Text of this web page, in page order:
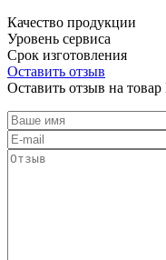
Качество продукции
Уровень сервиса
Срок изготовления
Оставить отзыв
Оставить отзыв на